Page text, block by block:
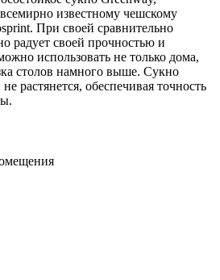
известному чешскому
При своей сравнительно
радует своей прочностью и
использовать не только дома,
столов намного выше. Сукно
растянется, обеспечивая точность